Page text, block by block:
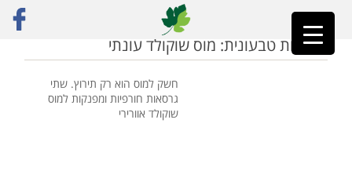
ראשי»מוס שוקולד
שחיתות טבעונית: מוס שוקולד עונתי
חשק למוס הוא רק תירוץ. שתי
גרסאות חורפיות ומפנקות למוס
שוקולד אוורירי